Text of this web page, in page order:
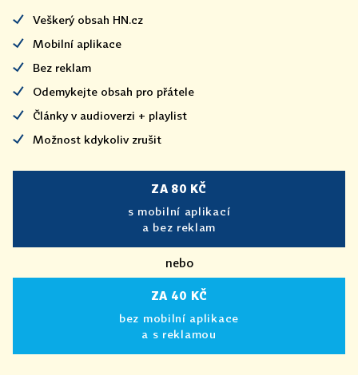
Veškerý obsah HN.cz
Mobilní aplikace
Bez reklam
Odemykejte obsah pro přátele
Články v audioverzi + playlist
Možnost kdykoliv zrušit
ZA 80 KČ
s mobilní aplikací
a bez reklam
nebo
ZA 40 KČ
bez mobilní aplikace
a s reklamou